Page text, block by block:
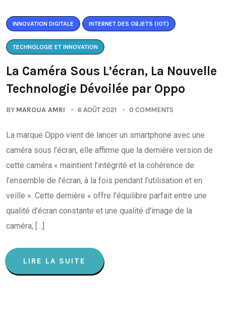
INNOVATION DIGITALE INTERNET DES OBJETS (IOT)
TECHNOLOGIE ET INNOVATION
La Caméra Sous L’écran, La Nouvelle
Technologie Dévoilée par Oppo
BY MAROUA AMRI 6 AOÛT 2021 0 COMMENTS
La marque Oppo vient de lancer un smartphone avec une
caméra sous l’écran, elle affirme que la dernière version de
cette caméra « maintient l’intégrité et la cohérence de
l’ensemble de l’écran, à la fois pendant l’utilisation et en
veille ». Cette dernière « offre l’équilibre parfait entre une
qualité d’écran constante et une qualité d’image de la
caméra, […]
LIRE LA SUITE